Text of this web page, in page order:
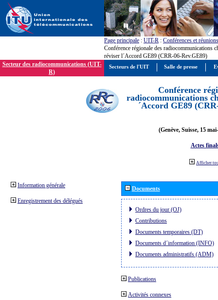
Page principale : UIT-R : Conférences et réunions
Conférence régionale des radiocommunications
réviser l´Accord GE89 (CRR-06-Rev.GE89)
Secteur des radiocommunications (UIT-
R)
Conférence
radiocommunications
´Accord GE89
(Genève, Suisse, 15
Actes
Afficher
Information générale
Enregistrement des délégués
Documents
Ordres du jour (OJ)
Contributions
Documents temporaires (DT)
Documents d´information (INFO)
Documents administratifs (ADM)
Publications
Activités connexes
Secteurs de l'UIT Salle de presse